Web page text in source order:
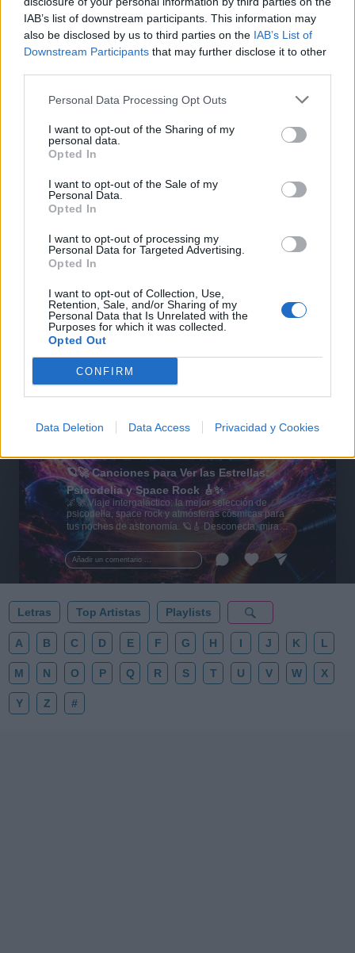
IAB’s list of downstream participants. This information may
also be disclosed by us to third parties on the IAB’s List of
Downstream Participants that may further disclose it to other
Personal Data Processing Opt Outs
I want to opt-out of the Sharing of my
personal data.
Opted In
I want to opt-out of the Sale of my
Personal Data.
Opted In
I want to opt-out of processing my
Personal Data for Targeted Advertising.
Opted In
I want to opt-out of Collection, Use,
Retention, Sale, and/or Sharing of my
Personal Data that Is Unrelated with the
Purposes for which it was collected.
Opted Out
CONFIRM
Data Deletion Data Access Privacidad y Cookies
Floricienta y su banda
@musicapuntocom
Añadir un comentario ...
🪐🚀 Canciones para Ver las Estrellas:
Psicodelia y Space Rock 🎸✨
🌌🚀 Viaje intergaláctico: la mejor selección de
psicodelia, space rock y atmósferas cósmicas para
tus noches de astronomía. 🪐🎸 Desconecta, mira
al firmamento y siente la gravedad cero. 💾 ¡Guarda
esta colección para tu próxima noche estrellada!
✨⭐
Letras Top Artistas Playlists
A B C D E F G H I J K L
M N O P Q R S T U V W X
Y Z #